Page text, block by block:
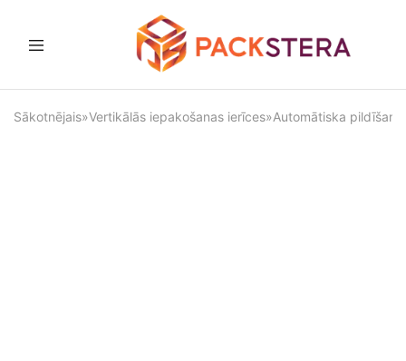
un
aprīkojums
Sākotnējais»Vertikālās iepakošanas ierīces»Automātiska pildīšana